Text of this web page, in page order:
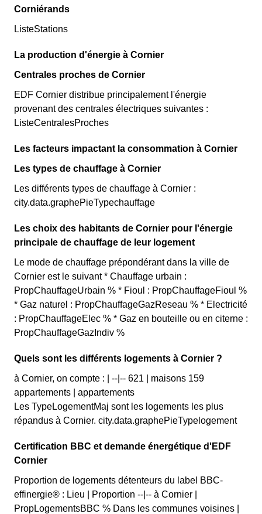
Corniérands
ListeStations
La production d'énergie à Cornier
Centrales proches de Cornier
EDF Cornier distribue principalement l'énergie
provenant des centrales électriques suivantes :
ListeCentralesProches
Les facteurs impactant la consommation à Cornier
Les types de chauffage à Cornier
Les différents types de chauffage à Cornier :
city.data.graphePieTypechauffage
Les choix des habitants de Cornier pour l'énergie
principale de chauffage de leur logement
Le mode de chauffage prépondérant dans la ville de
Cornier est le suivant * Chauffage urbain :
PropChauffageUrbain % * Fioul : PropChauffageFioul %
* Gaz naturel : PropChauffageGazReseau % * Electricité
: PropChauffageElec % * Gaz en bouteille ou en citerne :
PropChauffageGazIndiv %
Quels sont les différents logements à Cornier ?
à Cornier, on compte : | --|-- 621 | maisons 159
appartements | appartements
Les TypeLogementMaj sont les logements les plus
répandus à Cornier. city.data.graphePieTypelogement
Certification BBC et demande énergétique d'EDF
Cornier
Proportion de logements détenteurs du label BBC-
effinergie® : Lieu | Proportion --|-- à Cornier |
PropLogementsBBC % Dans les communes voisines |